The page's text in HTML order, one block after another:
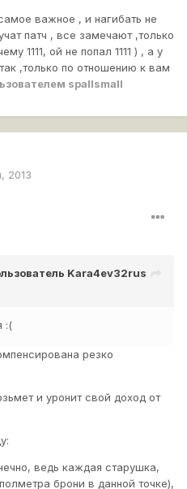
важное , и нагибать не
патч , все замечают ,только
1111, ой не попал 1111 ) , а у
,только по отношению к вам
spallsmall
2013
Kara4ev32rus
:(
резко
и уронит свой доход от
ведь каждая старушка,
брони в данной точке),